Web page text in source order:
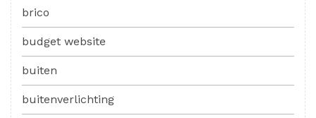
brico
budget website
buiten
buitenverlichting